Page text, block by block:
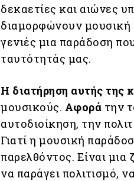
δεκαετίες και αιώνες
διαμορφώνουν μουσική
γενιές μια παράδοση
ταυτότητάς μας.
Η διατήρηση αυτής της
μουσικούς. Αφορά την
αυτοδιοίκηση, την
Γιατί η μουσική
παρελθόντος. Είναι
να παράγει πολιτισμό,